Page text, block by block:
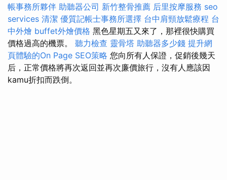
帳事務所夥伴 助聽器公司 新竹整骨推薦 后里按摩服務 seo
services 清潔 優質記帳士事務所選擇 台中肩頸放鬆療程 台
中外燴 buffet外燴價格 黑色星期五又來了，那裡很快購買
價格過高的機票。 聽力檢查 靈骨塔 助聽器多少錢 提升網
頁體驗的On Page SEO策略 您向所有人保證，促銷後幾天
后，正常價格將再次返回並再次廉價旅行，沒有人應該因
kamu折扣而跌倒。